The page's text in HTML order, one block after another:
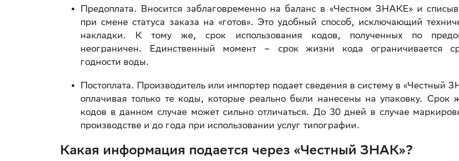
Предоплата. Вносится заблаговременно на баланс в «Честном ЗНАКЕ» и
при смене статуса заказа на «готов». Это удобный способ, исключающий
накладки. К тому же, срок использования кодов, полученных по
неограничен. Единственный момент – срок жизни кода ограничивается
годности воды.
Постоплата. Производитель или импортер подает сведения в систему в «Честный
оплачивая только те коды, которые реально были нанесены на упаковку. Срок
кодов в данном случае может сильно отличаться. До 30 дней в случае
производстве и до года при использовании услуг типографии.
Какая информация подается через «Честный ЗНАК»?